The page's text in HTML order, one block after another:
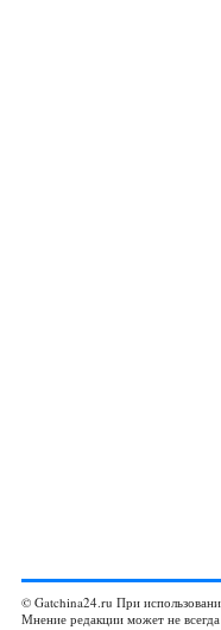
© Gatchina24.ru При
Мнение редакции может не